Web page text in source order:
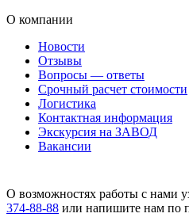
О компании
Новости
Отзывы
Вопросы — ответы
Срочный расчет стоимости
Логистика
Контактная информация
Экскурсия на ЗАВОД
Вакансии
О возможностях работы с нами
374-88-88 или напишите нам по